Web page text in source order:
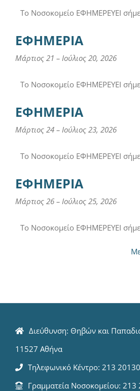
Το Νοσοκομείο ΕΦΗΜΕΡΕΥΕΙ
ΕΦΗΜΕΡΙΑ
Μάρτιος 21 – Ιούλιος 20, 2026
Το Νοσοκομείο ΕΦΗΜΕΡΕΥΕΙ
ΕΦΗΜΕΡΙΑ
Μάρτιος 24 – Ιούλιος 23, 2026
Το Νοσοκομείο ΕΦΗΜΕΡΕΥΕΙ
ΕΦΗΜΕΡΙΑ
Μάρτιος 26 – Ιούλιος 25, 2026
Το Νοσοκομείο ΕΦΗΜΕΡΕΥΕΙ
Διεύθυνση: Θηβών και
11527 Αθήνα
Τηλεφωνικό Κέντρο: 213
Γραμματεία Νοσοκομείου: